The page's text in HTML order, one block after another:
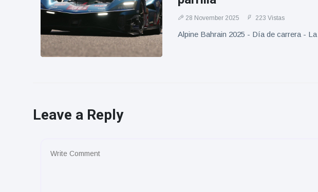
28 November 2025 223 Vistas
Alpine Bahrain 2025 - Día de carrera - La
Leave a Reply